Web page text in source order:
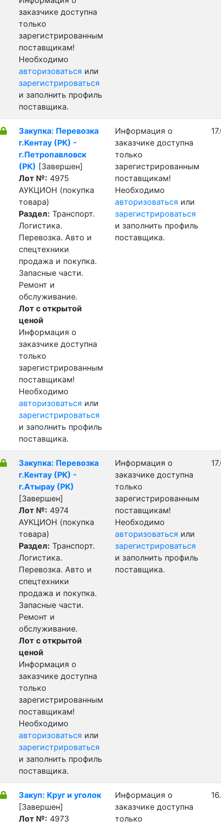
заказчике доступна
только
зарегистрированным
поставщикам!
Необходимо
авторизоваться или
зарегистрироваться
и заполнить профиль
поставщика.
Закупка: Перевозка
г.Кентау (РК) -
г.Петропавловск
(РК) [Завершен]
Лот №: 4975
АУКЦИОН (покупка
товара)
Раздел: Транспорт.
Логистика.
Перевозка. Авто и
спецтехники
продажа и покупка.
Запасные части.
Ремонт и
обслуживание.
Лот с открытой
ценой
Информация о
заказчике доступна
только
зарегистрированным
поставщикам!
Необходимо
авторизоваться или
зарегистрироваться
и заполнить профиль
поставщика.
Информация о
заказчике доступна
только
зарегистрированным
поставщикам!
Необходимо
авторизоваться или
зарегистрироваться
и заполнить профиль
поставщика.
Закупка: Перевозка
г.Кентау (РК) -
г.Атырау (РК)
[Завершен]
Лот №: 4974
АУКЦИОН (покупка
товара)
Раздел: Транспорт.
Логистика.
Перевозка. Авто и
спецтехники
продажа и покупка.
Запасные части.
Ремонт и
обслуживание.
Лот с открытой
ценой
Информация о
заказчике доступна
только
зарегистрированным
поставщикам!
Необходимо
авторизоваться или
зарегистрироваться
и заполнить профиль
поставщика.
Информация о
заказчике доступна
только
зарегистрированным
поставщикам!
Необходимо
авторизоваться или
зарегистрироваться
и заполнить профиль
поставщика.
Закуп: Круг и уголок
[Завершен]
Лот №: 4973
Информация о
заказчике доступна
только